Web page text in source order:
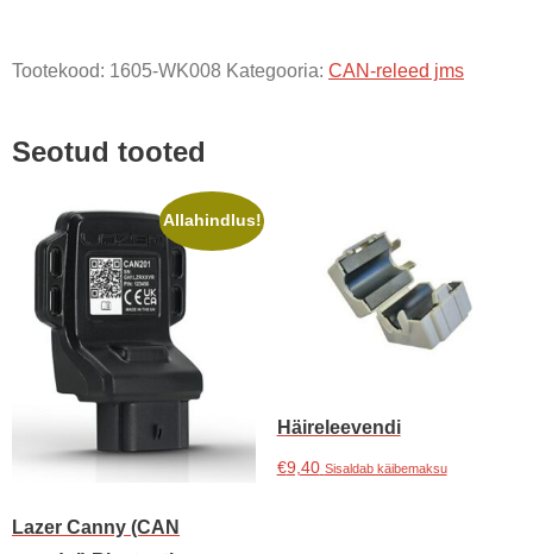
Tootekood: 1605-WK008 Kategooria: CAN-releed jms
Seotud tooted
Allahindlus!
Lazer Canny (CAN
Häireleevendi
€9,40 Sisaldab käibemaksu